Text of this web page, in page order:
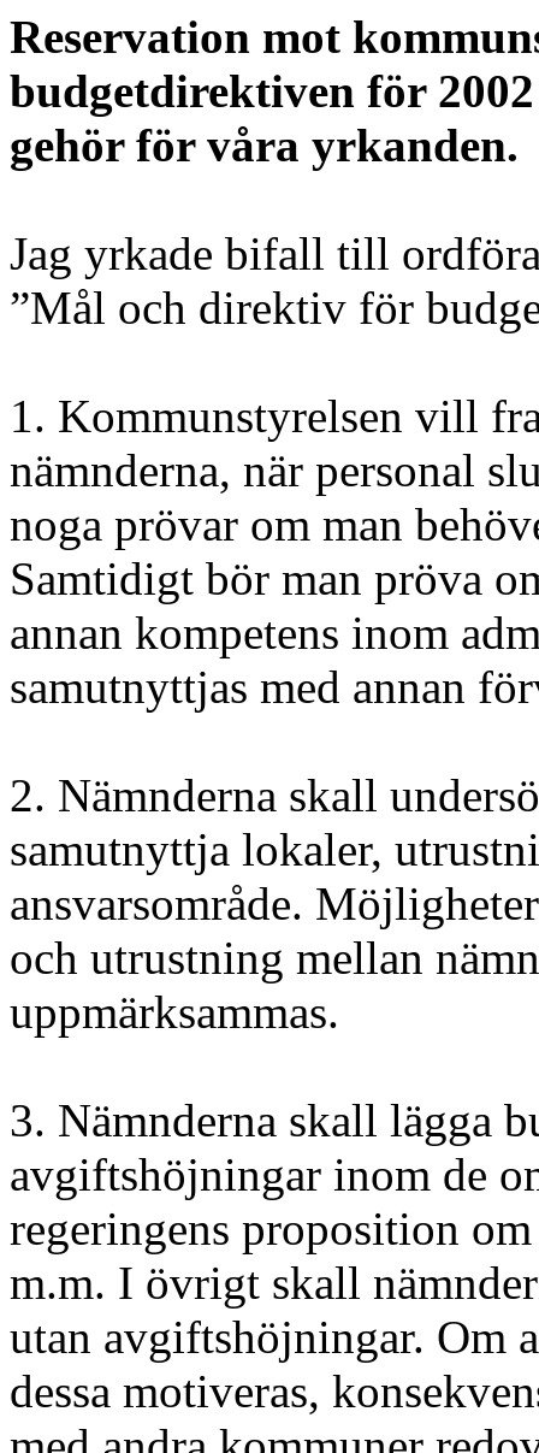
Reservation mot
budgetdirektiven för
gehör för våra yrkanden.
Jag yrkade bifall till
”Mål och direktiv för
1. Kommunstyrelsen vill
nämnderna, när personal
noga prövar om man
Samtidigt bör man pröva
annan kompetens inom
samutnyttjas med annan
2. Nämnderna skall
samutnyttja lokaler,
ansvarsområde.
och utrustning mellan
uppmärksammas.
3. Nämnderna skall lägga
avgiftshöjningar inom de
regeringens proposition
m.m. I övrigt skall
utan avgiftshöjningar. Om
dessa motiveras,